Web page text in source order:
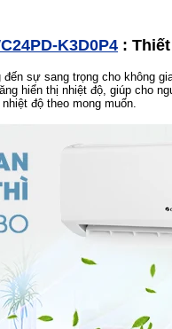
K3D0P4 :
sự sang trọng cho không
hiển thị nhiệt độ, giúp cho
độ theo mong muốn.